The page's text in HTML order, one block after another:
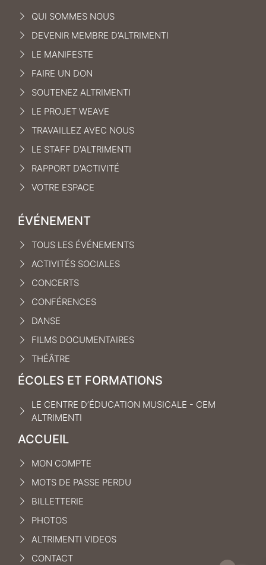
QUI SOMMES NOUS
DEVENIR MEMBRE D’ALTRIMENTI
LE MANIFESTE
FAIRE UN DON
SOUTENEZ ALTRIMENTI
LE PROJET WEAVE
TRAVAILLEZ AVEC NOUS
LE STAFF D'ALTRIMENTI
RAPPORT D'ACTIVITÉ
VOTRE ESPACE
ÉVÉNEMENT
TOUS LES ÉVÉNEMENTS
ACTIVITÉS SOCIALES
CONCERTS
CONFÉRENCES
DANSE
FILMS DOCUMENTAIRES
THÉÂTRE
ÉCOLES ET FORMATIONS
LE CENTRE D’ÉDUCATION MUSICALE - CEM
ALTRIMENTI
ACCUEIL
MON COMPTE
MOTS DE PASSE PERDU
BILLETTERIE
PHOTOS
ALTRIMENTI VIDEOS
CONTACT